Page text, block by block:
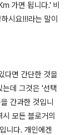
가면 됩니다.' 비
시요!!!라는 말이
다면 간단한 것을
데 그것은 '선택
간과한 것입니
모든 블로거의
니다. 개인에겐